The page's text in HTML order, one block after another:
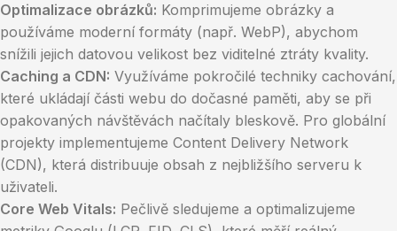
Optimalizace obrázků: Komprimujeme obrázky a
používáme moderní formáty (např. WebP), abychom
snížili jejich datovou velikost bez viditelné ztráty kvality.
Caching a CDN: Využíváme pokročilé techniky cachování,
které ukládají části webu do dočasné paměti, aby se při
opakovaných návštěvách načítaly bleskově. Pro globální
projekty implementujeme Content Delivery Network
(CDN), která distribuuje obsah z nejbližšího serveru k
uživateli.
Core Web Vitals: Pečlivě sledujeme a optimalizujeme